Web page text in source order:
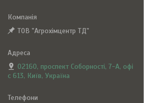
ТОВ "Агрохімцентр ТД"
02160, проспект Соборності, 7-А, офі
с 613, Київ, Україна